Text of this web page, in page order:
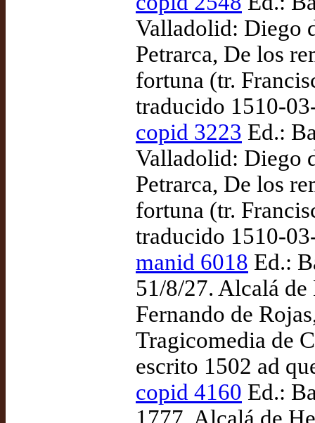
Valladolid: Diego
Petrarca, De los
fortuna (tr.
traducido 1510-
copid 3223 Ed.:
Valladolid: Diego
Petrarca, De los
fortuna (tr.
traducido 1510-
manid 6018 Ed.:
51/8/27. Alcalá de
Fernando de
Tragicomedia de
escrito 1502 ad
copid 4160 Ed.: